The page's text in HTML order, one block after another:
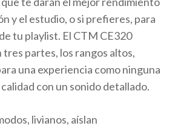
y el estudio, o si prefieres, para
tu playlist. El CTM CE320
tres partes, los rangos altos,
una experiencia como ninguna
con un sonido detallado.
livianos, aíslan